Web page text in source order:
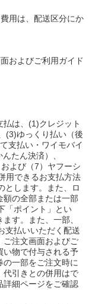
用は、配送区分にか
およびご利用ガイド
は、(1)クレジット
(3)ゆっくり払い（後
支払い・ワイモバイ
たん決済）、
よび（7）ヤフーシ
用できるお支払方法
とします。また、ロ
額の全部または一部
「ポイント」とい
す。また、一部、
支払いいただく配送
ご注文画面およびご
い物で付与される予
一部をご注文時に
代引きとの併用はで
詳細ページをご確認